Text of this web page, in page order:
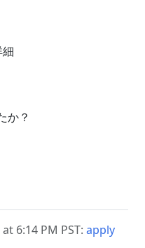
か？
6:14 PM PST: apply